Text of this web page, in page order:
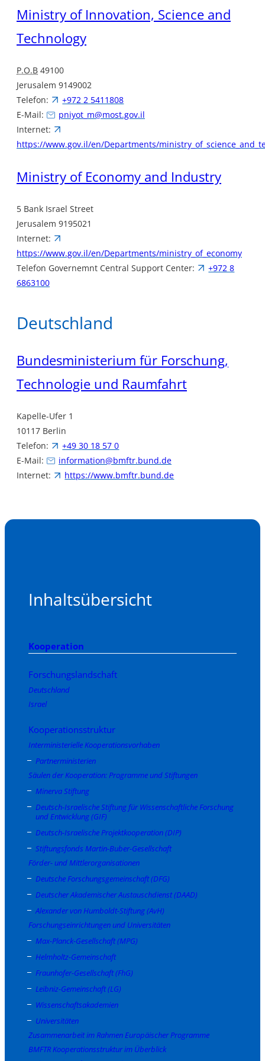
Ministry of Innovation, Science and
Technology
P.O.B 49100
Jerusalem 9149002
Telefon:
+972 2 5411808
E-Mail:
pniyot_m@most.gov.il
Internet:
https://www.gov.il/en/Departments/
Ministry of Economy and Industry
5 Bank Israel Street
Jerusalem 9195021
Internet:
https://www.gov.il/en/Departments/ministry_of_economy
Telefon Governemnt Central Support Center:
+972 8
6863100
Deutschland
Bundesministerium für Forschung,
Technologie und Raumfahrt
Kapelle-Ufer 1
10117 Berlin
Telefon:
+49 30 18 57 0
E-Mail:
information@bmftr.bund.de
Internet:
https://www.bmftr.bund.de
Inhaltsübersicht
Kooperation
Forschungslandschaft
Deutschland
Israel
Kooperationsstruktur
Interministerielle Kooperationsvorhaben
Partnerministerien
Säulen der Kooperation: Programme und Stiftungen
Minerva Stiftung
Deutsch-Israelische Stiftung für Wissenschaftliche Forschung
und Entwicklung (GIF)
Deutsch-Israelische Projektkooperation (DIP)
Stiftungsfonds Martin-Buber-Gesellschaft
Förder- und Mittlerorganisationen
Deutsche Forschungsgemeinschaft (DFG)
Deutscher Akademischer Austauschdienst (DAAD)
Alexander von Humboldt-Stiftung (AvH)
Forschungseinrichtungen und Universitäten
Max-Planck-Gesellschaft (MPG)
Helmholtz-Gemeinschaft
Fraunhofer-Gesellschaft (FhG)
Leibniz-Gemeinschaft (LG)
Wissenschaftsakademien
Universitäten
Zusammenarbeit im Rahmen Europäischer Programme
BMFTR Kooperationsstruktur im Überblick